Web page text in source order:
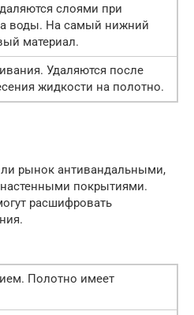
слоями при
воды. На самый нижний
материал.
Удаляются после
жидкости на полотно.
рынок антивандальными,
покрытиями.
расшифровать
Полотно имеет